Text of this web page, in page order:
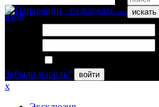
искать
вход
Забыли пароль?
войти
x